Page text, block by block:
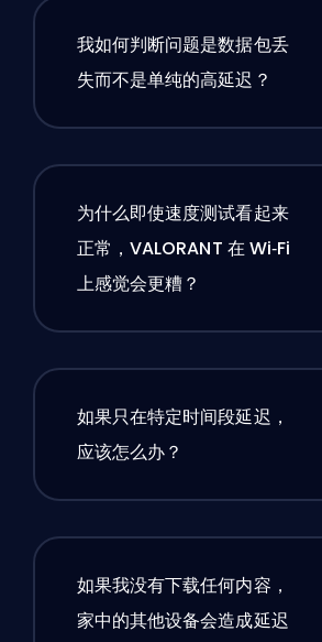
我如何判断问题是数据包丢
失而不是单纯的高延迟？
为什么即使速度测试看起来
正常，VALORANT 在 Wi‑Fi
上感觉会更糟？
如果只在特定时间段延迟，
应该怎么办？
如果我没有下载任何内容，
家中的其他设备会造成延迟